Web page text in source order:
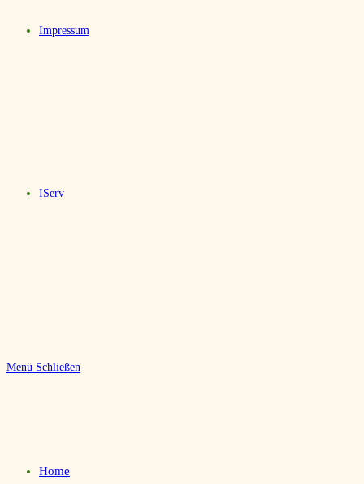
Impressum
IServ
Menü Schließen
Home